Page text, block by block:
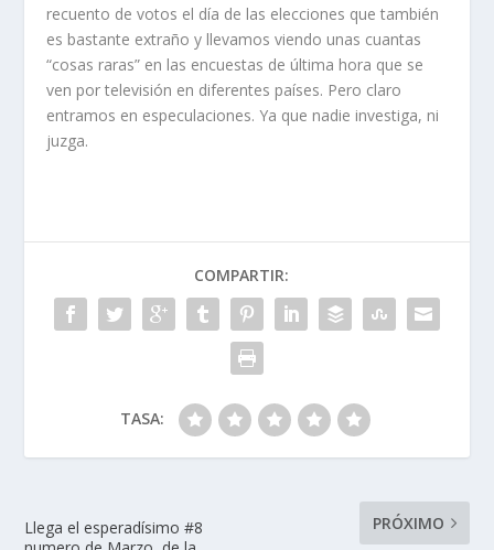
recuento de votos el día de las elecciones que también
es bastante extraño y llevamos viendo unas cuantas
“cosas raras” en las encuestas de última hora que se
ven por televisión en diferentes países. Pero claro
entramos en especulaciones. Ya que nadie investiga, ni
juzga.
COMPARTIR:
TASA:
Llega el esperadísimo #8
PRÓXIMO